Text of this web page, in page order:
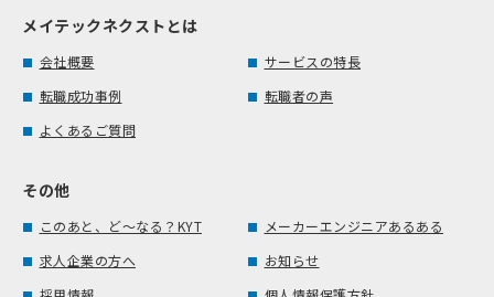
メイテックネクストとは
会社概要
サービスの特長
転職成功事例
転職者の声
よくあるご質問
その他
このあと、ど～なる？KYT
メーカーエンジニアあるある
求人企業の方へ
お知らせ